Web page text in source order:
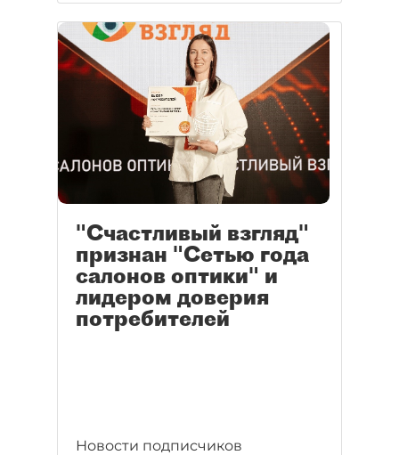
"Счастливый взгляд"
признан "Сетью года
салонов оптики" и
лидером доверия
потребителей
Новости подписчиков